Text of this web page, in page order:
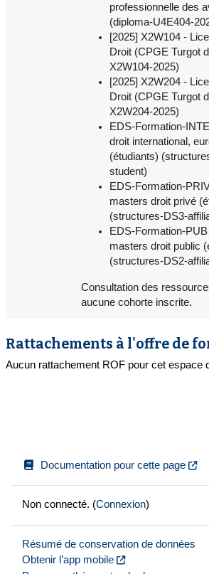
professionnelle des
(diploma-U4E404-
[2025] X2W104 -
Droit (CPGE Turgot
X2W104-2025)
[2025] X2W204 -
Droit (CPGE Turgot
X2W204-2025)
EDS-Formation-
droit international,
(étudiants)
student)
EDS-Formation-
masters droit privé
(structures-DS3-
EDS-Formation-
masters droit public
(structures-DS2-
Consultation des
aucune cohorte inscrite.
Rattachements à l'offre de
Aucun rattachement ROF pour cet espace
Documentation pour cette page
Non connecté. (Connexion)
Résumé de conservation de données
Obtenir l’app mobile